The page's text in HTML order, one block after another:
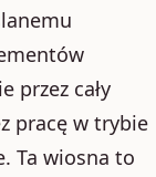
przez cały
pracę w trybie
Ta wiosna to